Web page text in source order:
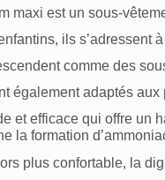
maxi est un sous-
ils s’adressent
comme des
également adaptés aux
et efficace qui offre un
la formation
plus confortable, la